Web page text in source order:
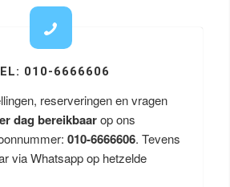
010-6666606
reserveringen en vragen
dag bereikbaarop ons
010-6666606. Tevens
via Whatsapp op hetzelde